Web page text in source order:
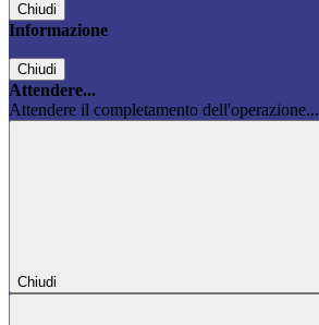
Chiudi
Informazione
Chiudi
Attendere...
Attendere il completamento dell'operazione...
Chiudi